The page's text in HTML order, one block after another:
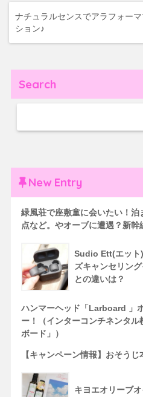
ナチュラルセンスでアラフォー
ション♪
Search
New Entry
緑風荘で座敷童に会いたい！
点など。やオーブに遭遇？新幹
Sudio Ett(エット
ズキャンセリン
との違いは？
ハンマーヘッド「Larboard 」
ー！（インターコンチネンタ
ボード」）
【キャンペーン情報】おそう
キヨエオリーブ